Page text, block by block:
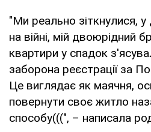
"Ми реально зіткнулися,
на війні, мій двоюрідний
квартири у спадок
заборона реєстрації за
Це виглядає як маячня,
повернути своє житло
способу(((", – написала